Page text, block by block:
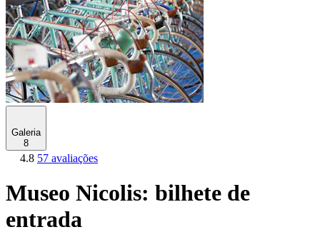
Galeria
8
4.8 57 avaliações
Museo Nicolis: bilhete de
entrada